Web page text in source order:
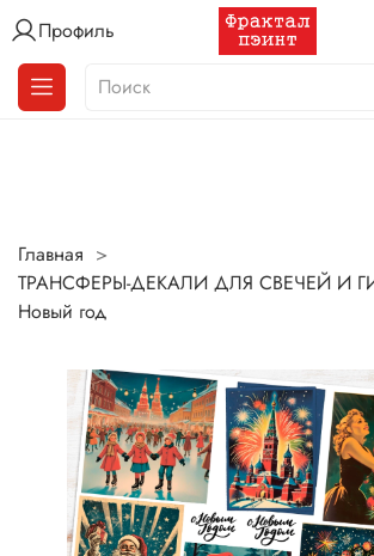
Профиль
Главная
ТРАНСФЕРЫ-ДЕКАЛИ ДЛЯ СВЕЧЕЙ И
Новый год